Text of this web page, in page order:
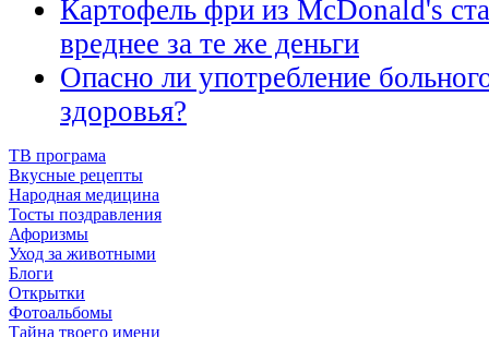
Картофель фри из McDonald's
вреднее за те же деньги
Опасно ли употребление
здоровья?
ТВ програма
Вкусные рецепты
Народная медицина
Тосты поздравления
Афоризмы
Уход за животными
Блоги
Открытки
Фотоальбомы
Тайна твоего имени